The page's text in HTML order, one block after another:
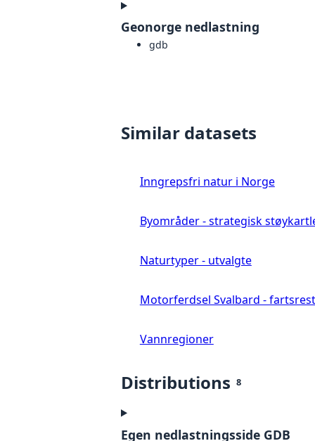
Geonorge nedlastning
gdb
Similar datasets
Inngrepsfri natur i Norge
Byområder - strategisk
Naturtyper - utvalgte
Motorferdsel Svalbard -
Vannregioner
Distributions 8
Egen nedlastningsside GDB